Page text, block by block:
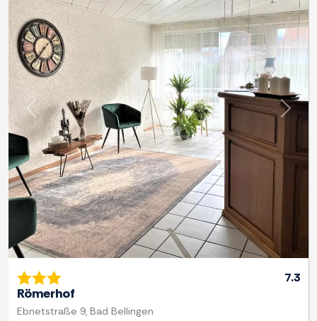
Previous Next
7.3
Römerhof
Ebnetstraße 9, Bad Bellingen